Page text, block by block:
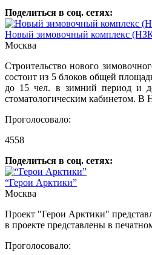
Поделиться в соц. сетях:
Новый зимовочный комплекс
Москва
Строительство нового
состоит из 5 блоков общей
до 15 чел. в зимний период и
стоматологическим кабинетом. В
Проголосовало:
4558
Поделиться в соц. сетях:
“Герои Арктики”
Москва
Проект "Герои Арктики"
в проекте представлены в
Проголосовало: